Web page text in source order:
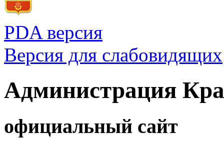
PDA версия
Версия для слабовидящих
Администрация
официальный сайт